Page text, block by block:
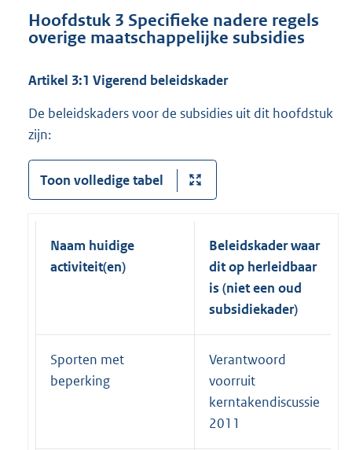
Hoofdstuk 3 Specifieke nadere regels
overige maatschappelijke subsidies
Artikel 3:1 Vigerend beleidskader
De beleidskaders voor de subsidies uit dit hoofdstuk
zijn:
Toon volledige tabel
Naam huidige
activiteit(en)
Beleidskader waar
dit op herleidbaar
is (niet een oud
subsidiekader)
Sporten met
beperking
Verantwoord
voorruit
kerntakendiscussie
2011